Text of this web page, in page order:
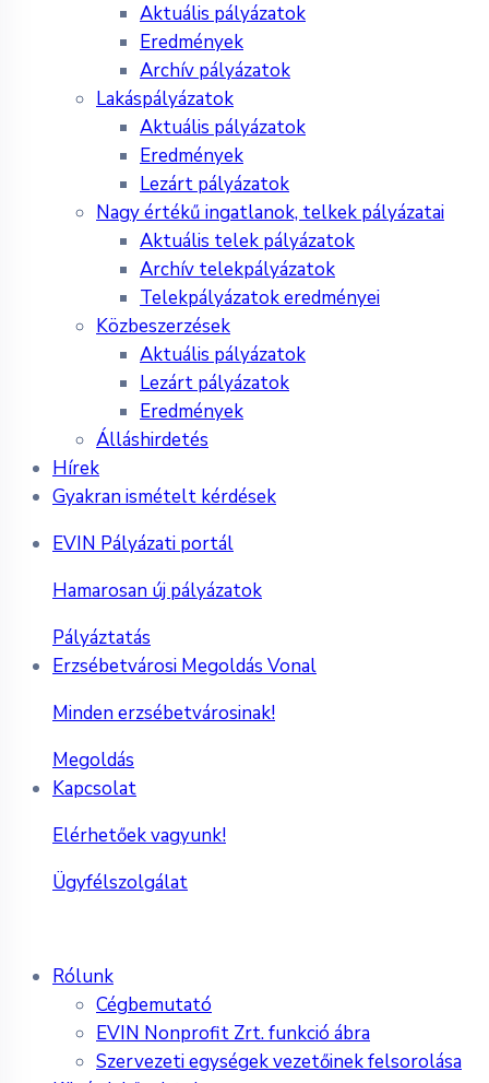
Aktuális pályázatok
Eredmények
Archív pályázatok
Lakáspályázatok
Aktuális pályázatok
Eredmények
Lezárt pályázatok
Nagy értékű ingatlanok, telkek pályázatai
Aktuális telek pályázatok
Archív telekpályázatok
Telekpályázatok eredményei
Közbeszerzések
Aktuális pályázatok
Lezárt pályázatok
Eredmények
Álláshirdetés
Hírek
Gyakran ismételt kérdések
EVIN Pályázati portál
Hamarosan új pályázatok
Pályáztatás
Erzsébetvárosi Megoldás Vonal
Minden erzsébetvárosinak!
Megoldás
Kapcsolat
Elérhetőek vagyunk!
Ügyfélszolgálat
Rólunk
Cégbemutató
EVIN Nonprofit Zrt. funkció ábra
Szervezeti egységek vezetőinek felsorolása